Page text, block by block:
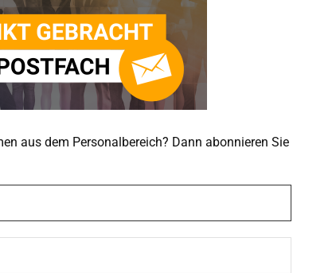
aus dem Personalbereich? Dann abonnieren Sie